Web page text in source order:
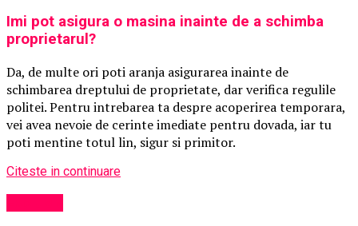
Imi pot asigura o masina inainte de a schimba
proprietarul?
Da, de multe ori poti aranja asigurarea inainte de
schimbarea dreptului de proprietate, dar verifica regulile
politei. Pentru intrebarea ta despre acoperirea temporara,
vei avea nevoie de cerinte imediate pentru dovada, iar tu
poti mentine totul lin, sigur si primitor.
Citeste in continuare